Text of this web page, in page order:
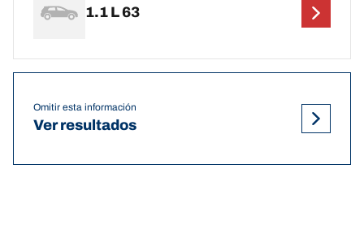
1.1 L 63
Omitir esta información
Ver resultados